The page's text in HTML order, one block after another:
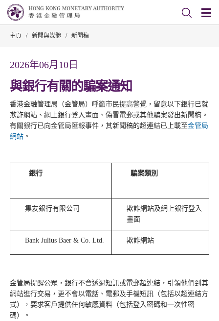
主頁 / 新聞與媒體 / 新聞稿
2026年06月10日
與銀行有關的騙案通知
香港金融管理局（金管局）呼籲市民提高警覺，留意以下銀行已就
欺詐網站、網上銀行登入畫面、偽冒電郵或其他騙案發出新聞稿。
有關銀行已向金管局匯報事件，其新聞稿的超連結已上載至金管局
網站 。
銀行 騙案類別
集友銀行有限公司
欺詐網站及網上銀行登入
畫面
Bank Julius Baer & Co. Ltd. 欺詐網站
金管局提醒公眾，銀行不會透過短訊或電郵超連結，引領他們到其
網站進行交易，更不會以電話、電郵及手機短訊（包括以超連結方
式），要求客戶提供任何敏感資料（包括登入密碼和一次性密
碼）。